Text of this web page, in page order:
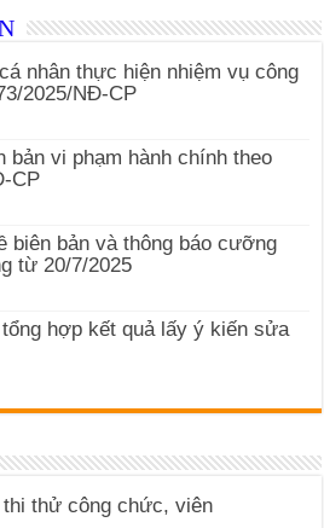
nhân thực hiện nhiệm vụ công
2025/NĐ-CP
bản vi phạm hành chính theo
CP
biên bản và thông báo cưỡng
từ 20/7/2025
hợp kết quả lấy ý kiến sửa